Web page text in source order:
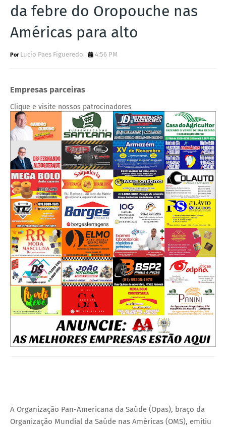
da febre do Oropouche nas
Américas para alto
Lucio Paes Figueredo 4:56 PM
Empresas parceiras
Clique e visite nossos patrocinadores
A Organização Pan-Americana da Saúde (Opas), braço da
Organização Mundial da Saúde nas Américas (OMS), emitiu